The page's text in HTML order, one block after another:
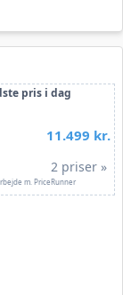
pris i dag
11.499 kr.
2 priser »
m. PriceRunner